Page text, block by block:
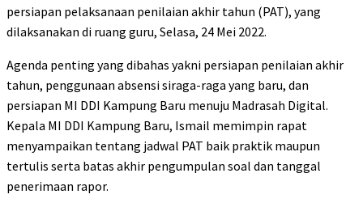
persiapan pelaksanaan penilaian akhir tahun (PAT), yang
dilaksanakan di ruang guru, Selasa, 24 Mei 2022.
Agenda penting yang dibahas yakni persiapan penilaian akhir
tahun, penggunaan absensi siraga-raga yang baru, dan
persiapan MI DDI Kampung Baru menuju Madrasah Digital.
Kepala MI DDI Kampung Baru, Ismail memimpin rapat
menyampaikan tentang jadwal PAT baik praktik maupun
tertulis serta batas akhir pengumpulan soal dan tanggal
penerimaan rapor.